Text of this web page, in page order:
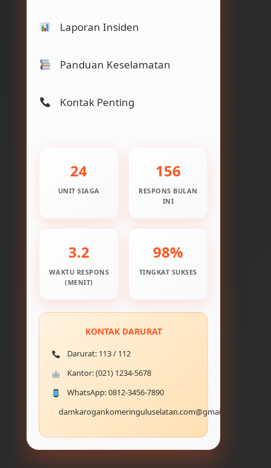
Laporan Insiden
Panduan Keselamatan
Kontak Penting
24
UNIT SIAGA
156
RESPONS BULAN
INI
3.2
WAKTU RESPONS
(MENIT)
98%
TINGKAT SUKSES
KONTAK DARURAT
Darurat: 113 / 112
Kantor: (021) 1234-5678
WhatsApp: 0812-3456-7890
damkarogankomeringuluselatan.com@gmail.com